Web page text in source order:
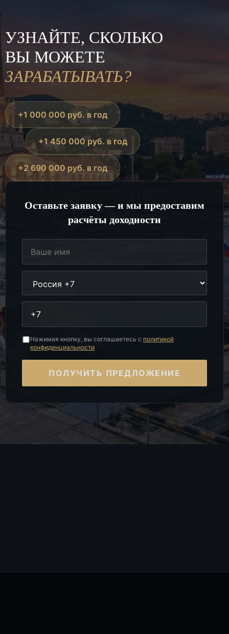
УЗНАЙТЕ, СКОЛЬКО
ВЫ МОЖЕТЕ
ЗАРАБАТЫВАТЬ?
+1 000 000 руб. в год
+1 450 000 руб. в год
+2 690 000 руб. в год
Оставьте заявку — и мы предоставим
расчёты доходности
Нажимая кнопку, вы соглашаетесь с политикой
конфиденциальности
ПОЛУЧИТЬ ПРЕДЛОЖЕНИЕ